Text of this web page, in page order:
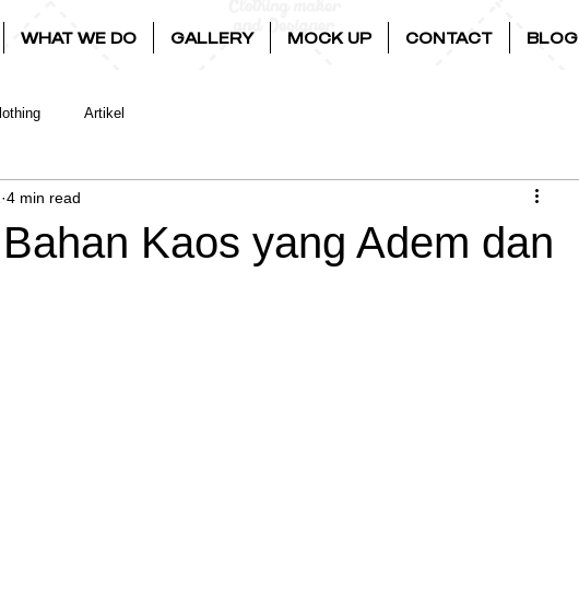
WHAT WE DO GALLERY MOCK UP CONTACT BLOG
Artikel
Kaos yang Adem dan
4 min read